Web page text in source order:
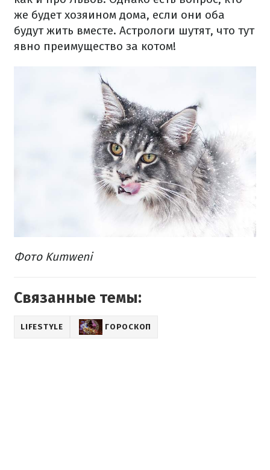
же будет хозяином дома, если они оба
будут жить вместе. Астрологи шутят, что тут
явно преимущество за котом!
Фото Kumweni
Связанные темы:
LIFESTYLE ГОРОСКОП